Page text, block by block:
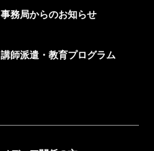
事務局からのお知らせ
講師派遣・教育プログラム